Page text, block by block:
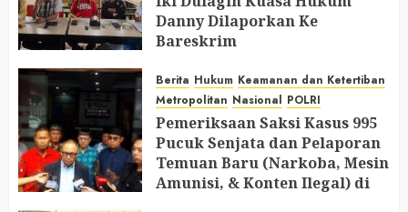
Danny Dilaporkan Ke
Bareskrim
Berita Hukum Keamanan dan Ketertiban
Metropolitan Nasional POLRI
Pemeriksaan Saksi Kasus 995
Pucuk Senjata dan Pelaporan
Temuan Baru (Narkoba, Mesin
Amunisi, & Konten Ilegal) di